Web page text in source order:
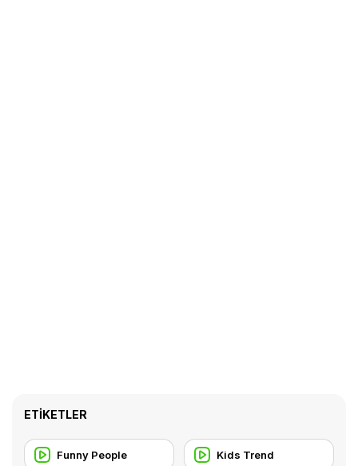
ETIKETLER
Funny People Kids Trend